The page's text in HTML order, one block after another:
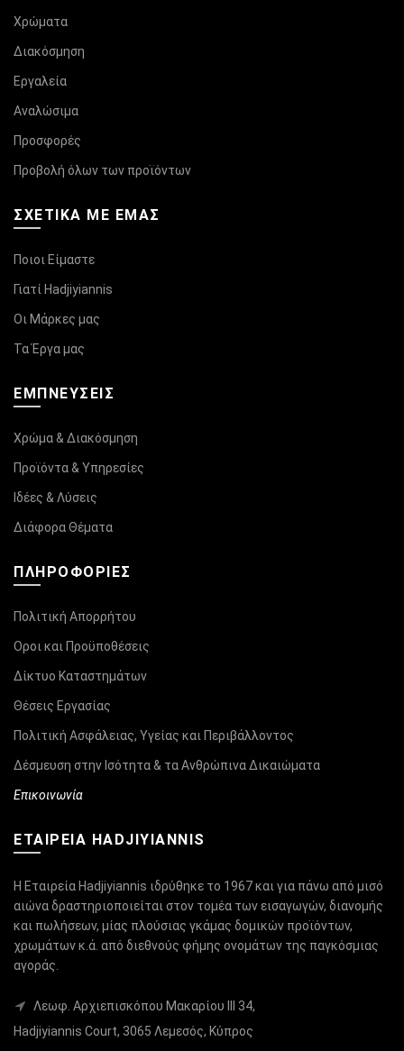
Χρώματα
Διακόσμηση
Εργαλεία
Αναλώσιμα
Προσφορές
Προβολή όλων των προϊόντων
ΣΧΕΤΙΚΆ ΜΕ ΕΜΑΣ
Ποιοι Είμαστε
Γιατί Hadjiyiannis
Οι Μάρκες μας
Τα Έργα μας
ΕΜΠΝΕΥΣΕΙΣ
Χρώμα & Διακόσμηση
Προϊόντα & Υπηρεσίες
Ιδέες & Λύσεις
Διάφορα Θέματα
ΠΛΗΡΟΦΟΡΊΕΣ
Πολιτική Απορρήτου
Οροι και Προϋποθέσεις
Δίκτυο Καταστημάτων
Θέσεις Εργασίας
Πολιτική Ασφάλειας, Υγείας και Περιβάλλοντος
Δέσμευση στην Ισότητα & τα Ανθρώπινα Δικαιώματα
Επικοινωνία
ΕΤΑΙΡΕΙΑ HADJIYIANNIS
Η Εταιρεία Hadjiyiannis ιδρύθηκε το 1967 και για πάνω από μισό
αιώνα δραστηριοποιείται στον τομέα των εισαγωγών, διανομής
και πωλήσεων, μίας πλούσιας γκάμας δομικών προϊόντων,
χρωμάτων κ.ά. από διεθνούς φήμης ονομάτων της παγκόσμιας
αγοράς.
Λεωφ. Αρχιεπισκόπου Μακαρίου ΙΙΙ 34,
Hadjiyiannis Court, 3065 Λεμεσός, Κύπρος